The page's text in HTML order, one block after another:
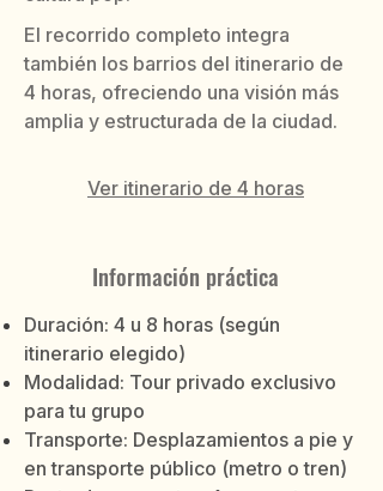
El recorrido completo integra
también los barrios del itinerario de
4 horas, ofreciendo una visión más
amplia y estructurada de la ciudad.
Ver itinerario de 4 horas
Información práctica
Duración: 4 u 8 horas (según
itinerario elegido)
Modalidad: Tour privado exclusivo
para tu grupo
Transporte: Desplazamientos a pie y
en transporte público (metro o tren)